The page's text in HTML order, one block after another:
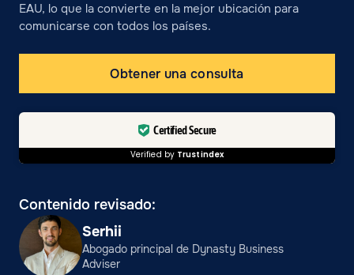
EAU, lo que la convierte en la mejor ubicación para
comunicarse con todos los países.
Obtener una consulta
Certified Secure
Verified by Trustindex
Contenido revisado:
Serhii
Abogado principal de Dynasty Business
Adviser